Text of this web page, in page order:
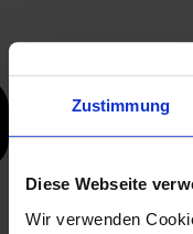
Zustimmung
Diese Webseite
Wir verwenden